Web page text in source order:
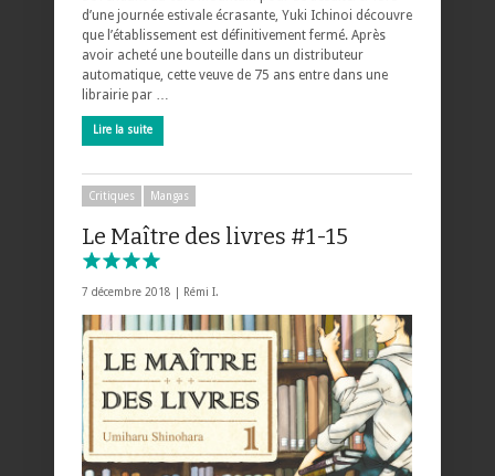
d’une journée estivale écrasante, Yuki Ichinoi découvre
que l’établissement est définitivement fermé. Après
avoir acheté une bouteille dans un distributeur
automatique, cette veuve de 75 ans entre dans une
librairie par …
Lire la suite
Critiques Mangas
Le Maître des livres #1-15
7 décembre 2018 | Rémi I.